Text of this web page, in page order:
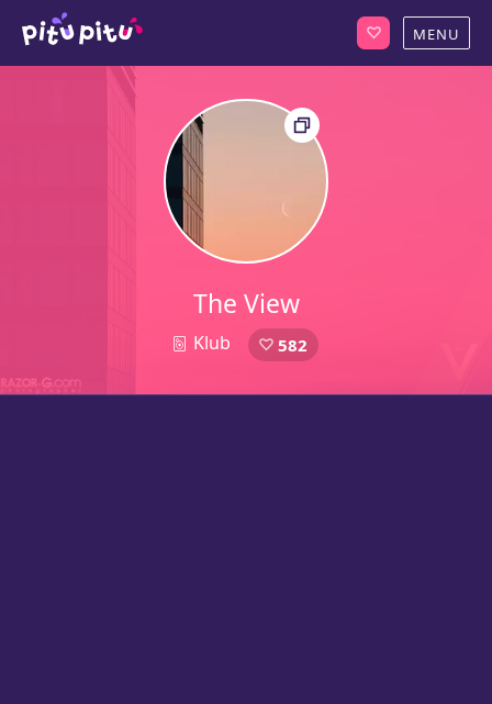
The View
1 Klub 582